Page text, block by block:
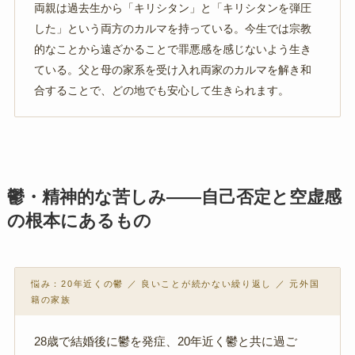
両親は過去生から「キリシタン」と「キリシタンを弾圧
した」という両方のカルマを持っている。今生では宗教
的なことから遠ざかることで罪悪感を感じないよう生き
ている。父と母の家系を受け入れ両家のカルマを解き和
合することで、どの地でも安心して生きられます。
鬱・精神的な苦しみ——自己否定と空虚感
の根本にあるもの
悩み：20年近くの鬱 ／ 良いことが続かない繰り返し ／ 元外国
籍の家族
28歳で結婚後に鬱を発症、20年近く鬱と共に過ご